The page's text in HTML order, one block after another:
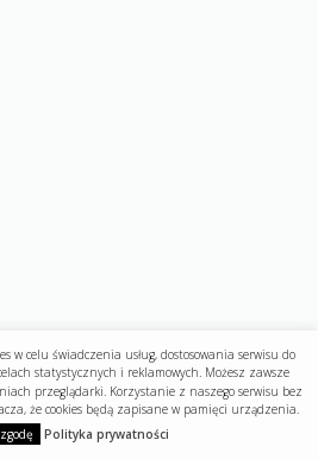
w celu świadczenia usług, dostosowania serwisu do
statystycznych i reklamowych. Możesz zawsze
przeglądarki. Korzystanie z naszego serwisu bez
że cookies będą zapisane w pamięci urządzenia.
Polityka prywatności